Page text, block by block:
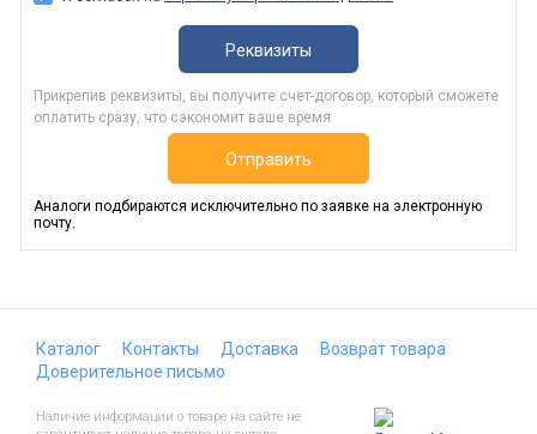
Реквизиты
Прикрепив реквизиты, вы получите счет-договор, который сможете
оплатить сразу, что сэкономит ваше время.
Отправить
Аналоги подбираются исключительно по заявке на электронную
почту.
Каталог Контакты Доставка
Возврат товара
Доверительное письмо
Наличие информации о товаре на сайте не